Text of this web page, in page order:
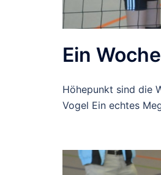
Ein
Höhepunkt sind die
Vogel Ein echtes